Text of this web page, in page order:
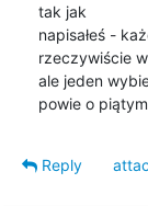
tak jak
napisałeś -
rzeczywiście
ale jeden
powie o
Reply